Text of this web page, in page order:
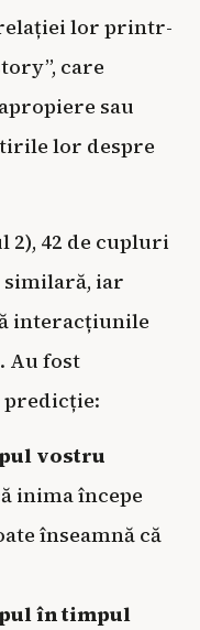
lor printr-
care
sau
lor despre
2), 42 de cupluri
similară, iar
interacțiunile
Au fost
predicție:
vostru
inima începe
înseamnă că
în timpul